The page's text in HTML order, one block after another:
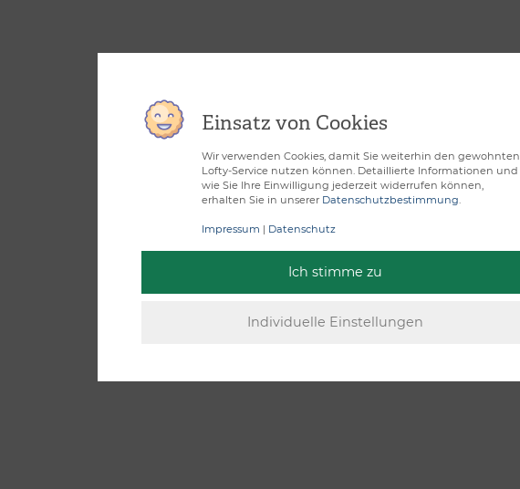
Einsatz von Cookies
Wir verwenden Cookies, damit Sie weiterhin den gewohnten
Lofty-Service nutzen können. Detaillierte Informationen und
wie Sie Ihre Einwilligung jederzeit widerrufen können,
erhalten Sie in unserer Datenschutzbestimmung
Impressum | Datenschutz
Ich stimme zu